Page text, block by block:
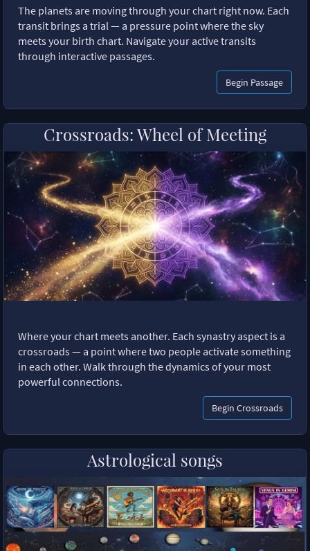
The planets are moving through your chart right now. Each
transit brings a trial — a pressure point where the sky
meets your birth chart. Navigate your active transits
through interactive passages.
Begin Passage
Crossroads: Wheel of Meeting
Where your chart meets another. Each synastry aspect is a
crossroads — a point where two people activate something
in each other. Walk through the dynamics of your most
powerful connections.
Begin Crossroads
Astrological songs